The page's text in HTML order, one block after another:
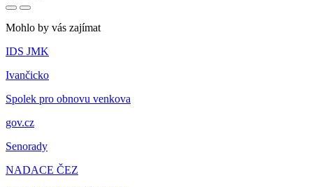
Mohlo by vás zajímat
IDS JMK
Ivančicko
Spolek pro obnovu venkova
gov.cz
Senorady
NADACE ČEZ